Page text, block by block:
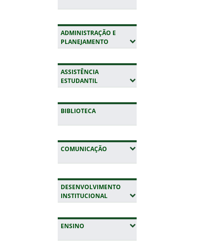
ADMINISTRAÇÃO E
PLANEJAMENTO (EXPANDIR SUBMENUS)
ASSISTÊNCIA
ESTUDANTIL(EXPANDIR SUBMENUS)
BIBLIOTECA
COMUNICAÇÃO (EXPANDIR SUBMENUS)
DESENVOLVIMENTO
INSTITUCIONAL(EXPANDIR SUBMENUS)
ENSINO (EXPANDIR SUBMENUS)